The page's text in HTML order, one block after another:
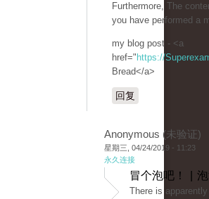
Furthermore, The
you have performed a
my blog post - <a
href=" https://
Bread</a>
回复
Anonymous (未验证)
星期三, 04/24/2019 - 11:23
永久连接
冒个泡吧！ |
There is